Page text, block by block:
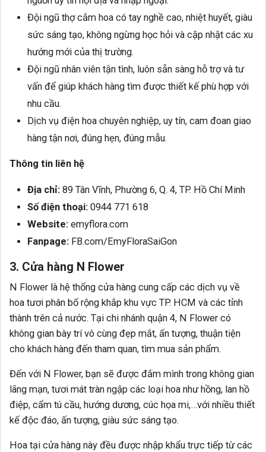
Đội ngũ thợ cắm hoa có tay nghề cao, nhiệt huyết, giàu
sức sáng tạo, không ngừng học hỏi và cập nhật các xu
hướng mới của thị trường.
Đội ngũ nhân viên tận tình, luôn sẵn sàng hỗ trợ và tư
vấn để giúp khách hàng tìm được thiết kế phù hợp với
nhu cầu.
Dịch vụ điện hoa chuyên nghiệp, uy tín, cam đoan giao
hàng tận nơi, đúng hẹn, đúng mẫu.
Thông tin liên hệ
Địa chỉ: 89 Tân Vĩnh, Phường 6, Q. 4, TP. Hồ Chí Minh
Số điện thoại: 0944 771 618
Website: emyflora.com
Fanpage: FB.com/EmyFloraSaiGon
3. Cửa hàng N Flower
N Flower là hệ thống cửa hàng cung cấp các dịch vụ về
hoa tươi phân bố rộng khắp khu vực TP. HCM và các tỉnh
thành trên cả nước. Tại chi nhánh quận 4, N Flower có
không gian bày trí vô cùng đẹp mắt, ấn tượng, thuận tiện
cho khách hàng đến tham quan, tìm mua sản phẩm.
Đến với N Flower, bạn sẽ được đắm mình trong không gian
lãng mạn, tươi mát tràn ngập các loại hoa như hồng, lan hồ
điệp, cẩm tú cầu, hướng dương, cúc họa mi,…với nhiều thiết
kế độc đáo, ấn tượng, giàu sức sáng tạo.
Hoa tại cửa hàng này đều được nhập khẩu trực tiếp từ các